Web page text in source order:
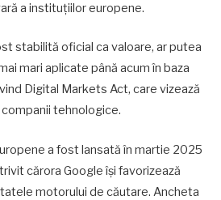
a instituțiilor europene.
stabilită oficial ca valoare, ar putea
mari aplicate până acum în baza
Digital Markets Act, care vizează
tehnologice.
a fost lansată în martie 2025
cărora Google își favorizează
motorului de căutare. Ancheta